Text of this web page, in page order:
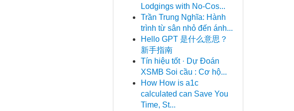
Lodgings with No-Cos...
Trần Trung Nghĩa: Hành
trình từ sân nhỏ đến ánh...
Hello GPT 是什么意思？
新手指南
Tín hiệu tốt · Dự Đoán
XSMB Soi cầu : Cơ hộ...
How How is a1c
calculated can Save You
Time, St...